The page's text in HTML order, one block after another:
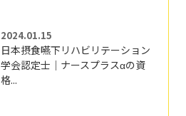
2024.01.15
日本摂食嚥下リハビリテーション
学会認定士｜ナースプラスαの資
格...